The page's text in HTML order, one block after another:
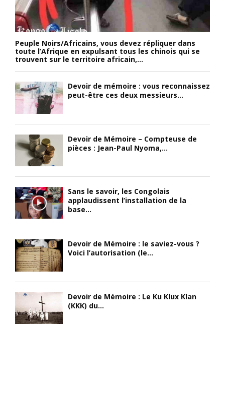
Peuple Noirs/Africains, vous devez répliquer dans
toute l’Afrique en expulsant tous les chinois qui se
trouvent sur le territoire africain,...
Devoir de mémoire : vous reconnaissez
peut-être ces deux messieurs...
Devoir de Mémoire – Compteuse de
pièces : Jean-Paul Nyoma,...
Sans le savoir, les Congolais
applaudissent l’installation de la
base...
Devoir de Mémoire : le saviez-vous ?
Voici l’autorisation (le...
Devoir de Mémoire : Le Ku Klux Klan
(KKK) du...